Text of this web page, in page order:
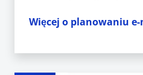
Więcej o planowaniu